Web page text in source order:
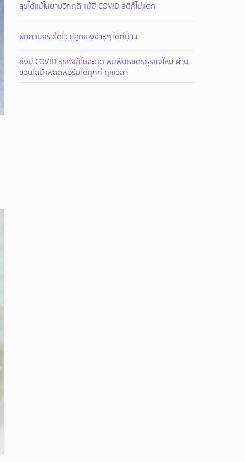
สุขได้แม้ในยามวิกฤติ แม้มี COVID สติก็ไม่แตก
ผักสวนครัวโตไว ปลูกเองง่ายๆ ได้ที่บ้าน
ถึงมี COVID ธุรกิจก็ไม่สะดุด พบพันธมิตรธุรกิจใหม่ ผ่าน
ออนไลน์แพลตฟอร์มได้ทุกที่ ทุกเวลา